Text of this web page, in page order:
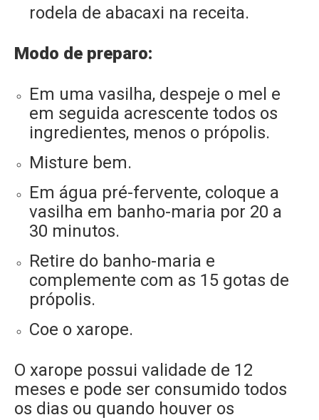
rodela de abacaxi na receita.
Modo de preparo:
Em uma vasilha, despeje o mel e
em seguida acrescente todos os
ingredientes, menos o própolis.
Misture bem.
Em água pré-fervente, coloque a
vasilha em banho-maria por 20 a
30 minutos.
Retire do banho-maria e
complemente com as 15 gotas de
própolis.
Coe o xarope.
O xarope possui validade de 12
meses e pode ser consumido todos
os dias ou quando houver os